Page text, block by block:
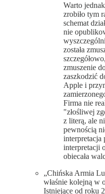
Warto
zrobiło tym
schemat
nie
została
zmuszenie
zaszkodzić
Apple i
Firma nie
"złośliwej
z literą, ale
pewnością
interpretacja
interpretacji
obiecała
„Chińska Armia
właśnie kolejną w
Istniejące od roku